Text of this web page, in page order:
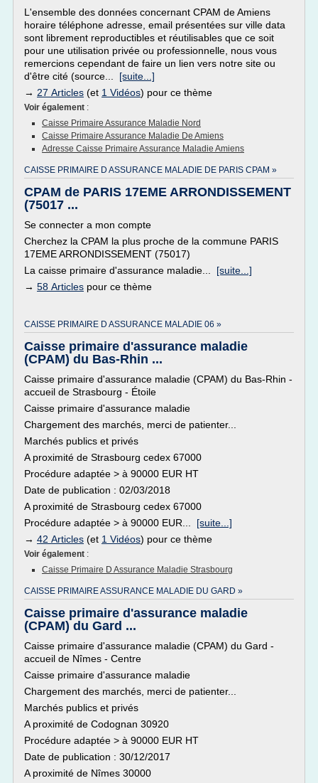
L'ensemble des données concernant CPAM de Amiens
horaire téléphone adresse, email présentées sur ville data
sont librement reproductibles et réutilisables que ce soit
pour une utilisation privée ou professionnelle, nous vous
remercions cependant de faire un lien vers notre site ou
d'être cité (source... [suite...]
→ 27 Articles (et 1 Vidéos) pour ce thème
Voir également :
Caisse Primaire Assurance Maladie Nord
Caisse Primaire Assurance Maladie De Amiens
Adresse Caisse Primaire Assurance Maladie Amiens
CAISSE PRIMAIRE D ASSURANCE MALADIE DE PARIS CPAM »
CPAM de PARIS 17EME ARRONDISSEMENT
(75017 ...
Se connecter a mon compte
Cherchez la CPAM la plus proche de la commune PARIS
17EME ARRONDISSEMENT (75017)
La caisse primaire d'assurance maladie... [suite...]
→ 58 Articles pour ce thème
CAISSE PRIMAIRE D ASSURANCE MALADIE 06 »
Caisse primaire d'assurance maladie
(CPAM) du Bas-Rhin ...
Caisse primaire d'assurance maladie (CPAM) du Bas-Rhin -
accueil de Strasbourg - Étoile
Caisse primaire d'assurance maladie
Chargement des marchés, merci de patienter...
Marchés publics et privés
A proximité de Strasbourg cedex 67000
Procédure adaptée > à 90000 EUR HT
Date de publication : 02/03/2018
A proximité de Strasbourg cedex 67000
Procédure adaptée > à 90000 EUR... [suite...]
→ 42 Articles (et 1 Vidéos) pour ce thème
Voir également :
Caisse Primaire D Assurance Maladie Strasbourg
CAISSE PRIMAIRE ASSURANCE MALADIE DU GARD »
Caisse primaire d'assurance maladie
(CPAM) du Gard ...
Caisse primaire d'assurance maladie (CPAM) du Gard -
accueil de Nîmes - Centre
Caisse primaire d'assurance maladie
Chargement des marchés, merci de patienter...
Marchés publics et privés
A proximité de Codognan 30920
Procédure adaptée > à 90000 EUR HT
Date de publication : 30/12/2017
A proximité de Nîmes 30000